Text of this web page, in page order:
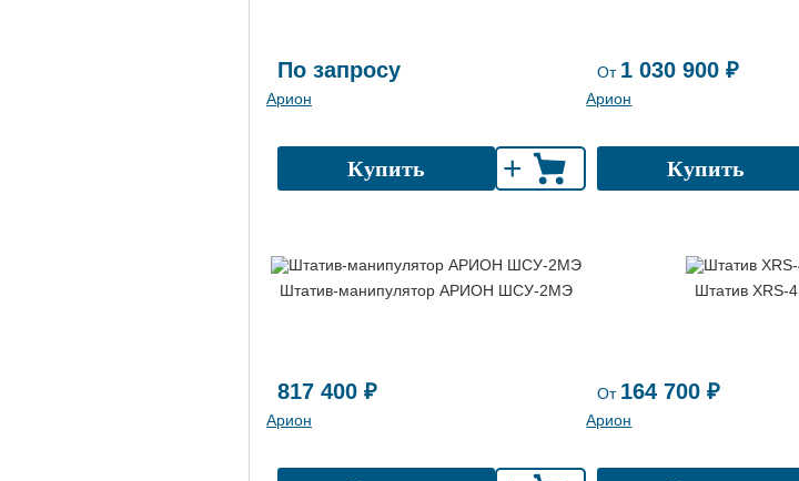
По запросу
Арион
Купить +
От 1 030 900 ₽
Арион
Купить
Штатив-манипулятор АРИОН ШСУ-2МЭ
817 400 ₽
Арион
Штатив XRS-4
От 164 700 ₽
Арион